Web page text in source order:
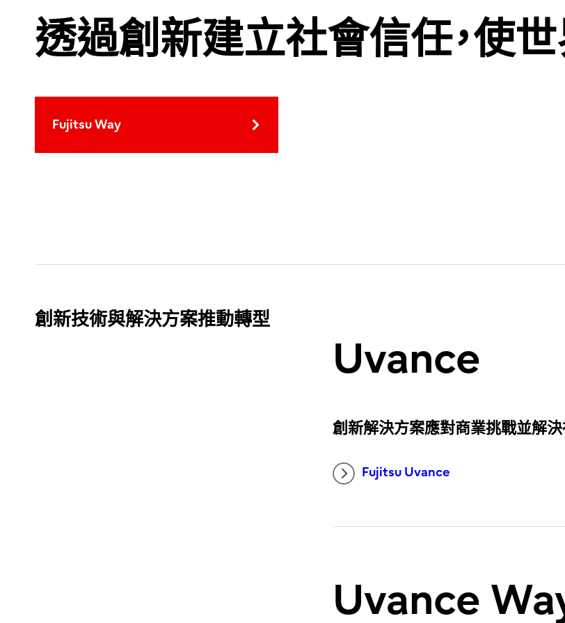
透過創新建立社會信任，使
Fujitsu Way
創新技術與解決方案推動轉型
Uvance
創新解決方案應對商業挑戰並解
Fujitsu Uvance
Uvance